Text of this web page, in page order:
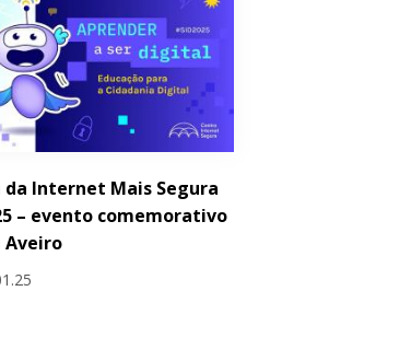
da Internet Mais Segura
– evento comemorativo
Aveiro